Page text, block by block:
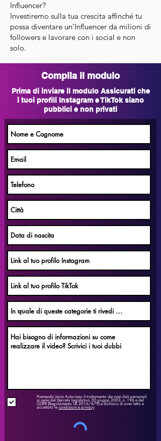
Influencer?
Investiremo sulla tua crescita affinché tu
possa diventare un'Influencer da milioni di
followers e lavorare con i social e non
solo.
Compila il modulo
Prima di inviare il modulo Assicurati che
i tuoi profili Instagram e TikTok siano
pubblici e non privati
Premendo Invia Autorizzo il trattamento dei miei dati personali
ai sensi del Decreto Legislativo 30 giugno 2003, n. 196 e del
GDPR (Regolamento UE 2016/679) e dichiaro di aver letto e
accettato le condizioni e privacy